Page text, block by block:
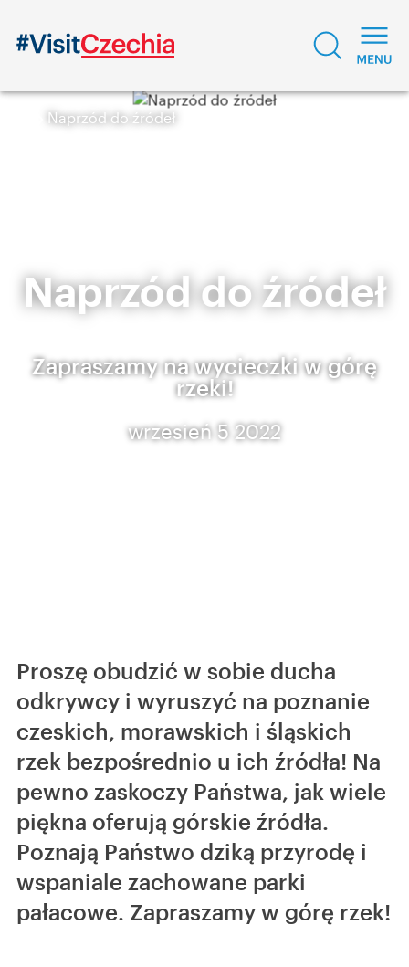
Naprzód do źródeł
Naprzód do źródeł
Zapraszamy na wycieczki w górę
rzeki!
wrzesień 5 2022
Proszę obudzić w sobie ducha
odkrywcy i wyruszyć na poznanie
czeskich, morawskich i śląskich
rzek bezpośrednio u ich źródła! Na
pewno zaskoczy Państwa, jak wiele
piękna oferują górskie źródła.
Poznają Państwo dziką przyrodę i
wspaniale zachowane parki
pałacowe. Zapraszamy w górę rzek!